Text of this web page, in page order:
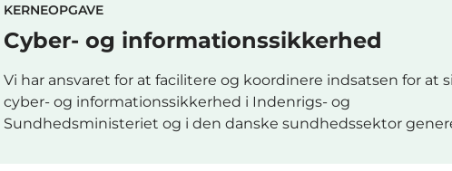
KERNEOPGAVE
Cyber- og informationssikkerhed
Vi har ansvaret for at facilitere og koordinere indsatsen for at
cyber- og informationssikkerhed i Indenrigs- og
Sundhedsministeriet og i den danske sundhedssektor